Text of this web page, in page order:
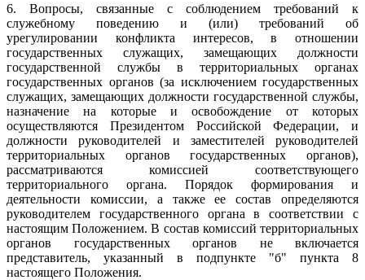
6. Вопросы, связанные с соблюдением требований к
служебному поведению и (или) требований об
урегулировании конфликта интересов, в отношении
государственных служащих, замещающих должности
государственной службы в территориальных органах
государственных органов (за исключением государственных
служащих, замещающих должности государственной службы,
назначение на которые и освобождение от которых
осуществляются Президентом Российской Федерации, и
должности руководителей и заместителей руководителей
территориальных органов государственных органов),
рассматриваются комиссией соответствующего
территориального органа. Порядок формирования и
деятельности комиссии, а также ее состав определяются
руководителем государственного органа в соответствии с
настоящим Положением. В состав комиссий территориальных
органов государственных органов не включается
представитель, указанный в подпункте "б" пункта 8
настоящего Положения.